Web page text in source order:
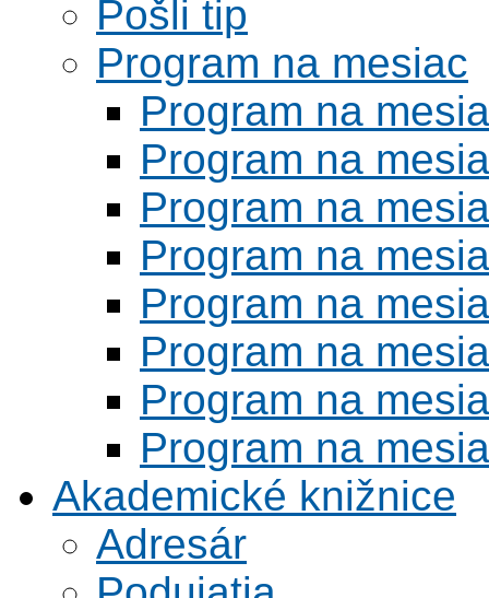
Pošli tip
Program na mesiac
Program na
Program na
Program na
Program na
Program na
Program na
Program na
Program na
Akademické knižnice
Adresár